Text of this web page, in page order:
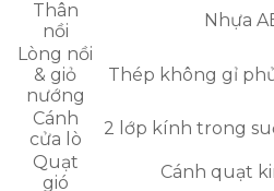
Thân
nồi
Nhựa
Lòng nồi
& giỏ
nướng
Thép không gỉ
Cánh
cửa lò
2 lớp kính trong
Quạt
gió
Cánh quạt